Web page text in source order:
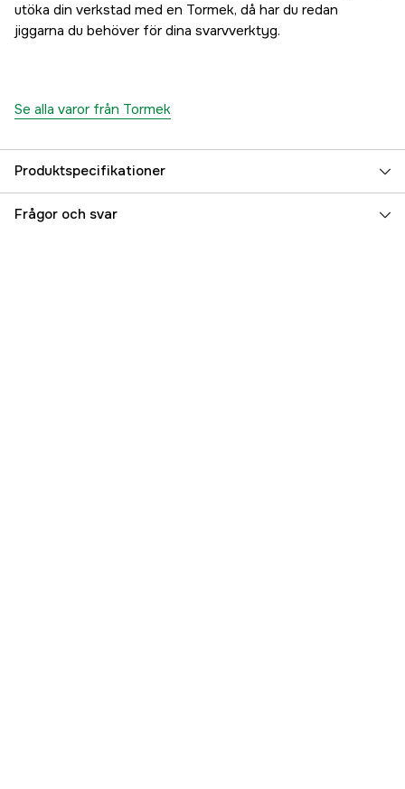
utöka din verkstad med en Tormek, då har du redan
jiggarna du behöver för dina svarvverktyg.
Se alla varor från Tormek
Produktspecifikationer
Referensnummer 4000028840
Frågor och svar